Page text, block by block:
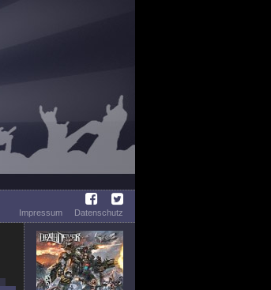
Impressum
Datenschutz